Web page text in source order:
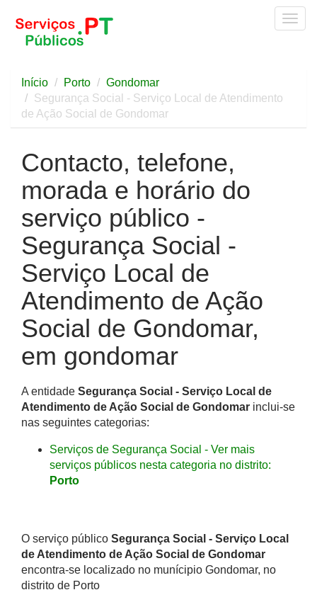
Início Porto
Gondomar
Segurança Social - Serviço Local de Atendimento
de Ação Social de Gondomar
Contacto, telefone,
morada e horário do
serviço público -
Segurança Social -
Serviço Local de
Atendimento de Ação
Social de Gondomar,
em gondomar
A entidade Segurança Social - Serviço Local de
Atendimento de Ação Social de Gondomar inclui-se
nas seguintes categorias:
Serviços de Segurança Social - Ver mais
serviços públicos nesta categoria no distrito:
Porto
O serviço público Segurança Social - Serviço Local
de Atendimento de Ação Social de Gondomar
encontra-se localizado no munícipio Gondomar, no
distrito de Porto